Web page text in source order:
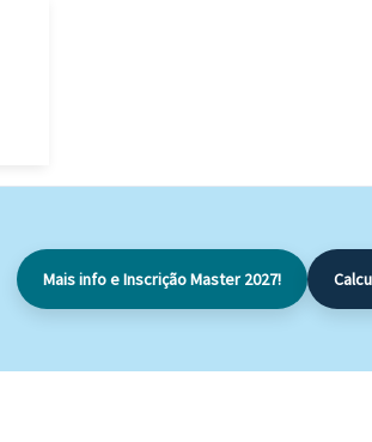
Mais info e Inscrição Master 2027!